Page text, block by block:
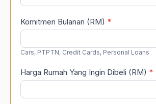
Komitmen Bulanan (RM) *
Cars, PTPTN, Credit Cards, Personal Loans
Harga Rumah Yang Ingin Dibeli (RM) *